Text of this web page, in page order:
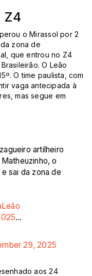
Z4
o Mirassol por 2
zona de
que entrou no Z4
O Leão
O time paulista, com
vaga antecipada à
mas segue em
artilheiro
o
sai da zona de
…
29, 2025
aos 24